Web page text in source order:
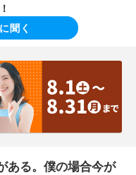
聞く
ある。僕の場合今が